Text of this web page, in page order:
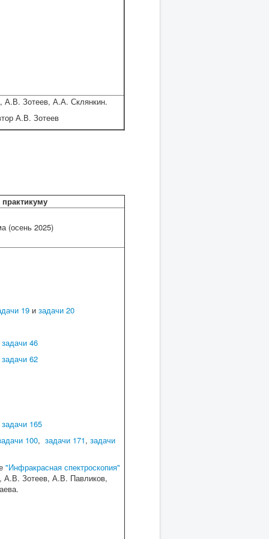
Зотеев, А.А. Склянкин.
А.В. Зотеев
практикуму
(осень 2025)
19 и задачи 20
задачи 46
задачи 62
задачи 165
100, задачи 171, задачи
"Инфракрасная спектроскопия"
Зотеев, А.В. Павликов,